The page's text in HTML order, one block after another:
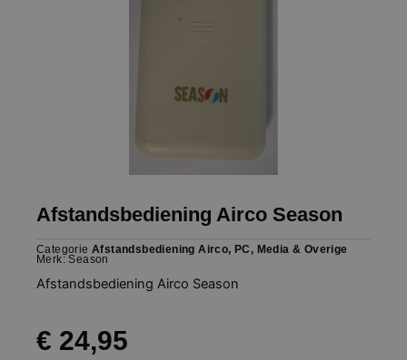
Afstandsbediening Airco Season
Categorie Afstandsbediening Airco, PC, Media & Overige
Merk:Season
Afstandsbediening Airco Season
€ 24,95